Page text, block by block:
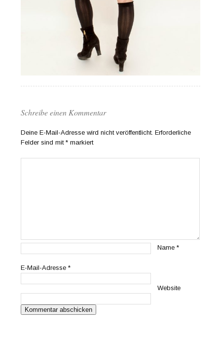
Schreibe einen Kommentar
Deine E-Mail-Adresse wird nicht veröffentlicht. Erforderliche
Felder sind mit* markiert
Name*
E-Mail-Adresse*
Website